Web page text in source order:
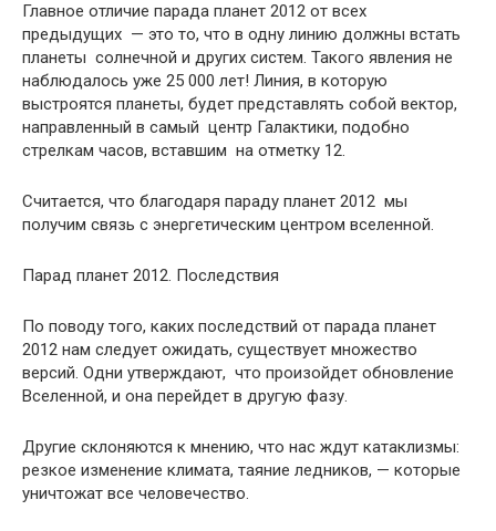
Главное отличие парада планет 2012 от всех
предыдущих — это то, что в одну линию должны встать
планеты солнечной и других систем. Такого явления не
наблюдалось уже 25 000 лет! Линия, в которую
выстроятся планеты, будет представлять собой вектор,
направленный в самый центр Галактики, подобно
стрелкам часов, вставшим на отметку 12.
Считается, что благодаря параду планет 2012 мы
получим связь с энергетическим центром вселенной.
Парад планет 2012. Последствия
По поводу того, каких последствий от парада планет
2012 нам следует ожидать, существует множество
версий. Одни утверждают, что произойдет обновление
Вселенной, и она перейдет в другую фазу.
Другие склоняются к мнению, что нас ждут катаклизмы:
резкое изменение климата, таяние ледников, — которые
уничтожат все человечество.